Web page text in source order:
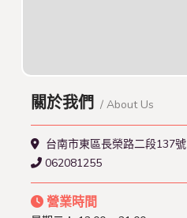
關於我們 / About Us
台南市東區長榮路二段137號
062081255
營業時間